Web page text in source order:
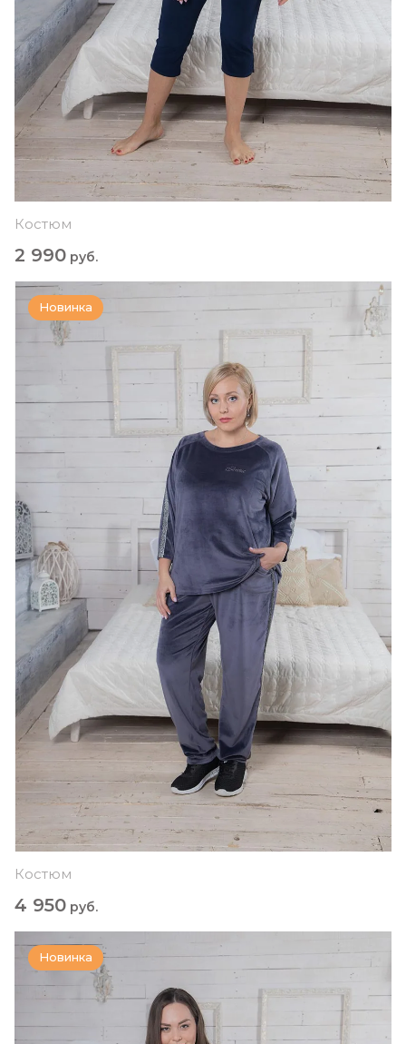
Костюм
2 990 руб.
Новинка
Костюм
4 950 руб.
Новинка